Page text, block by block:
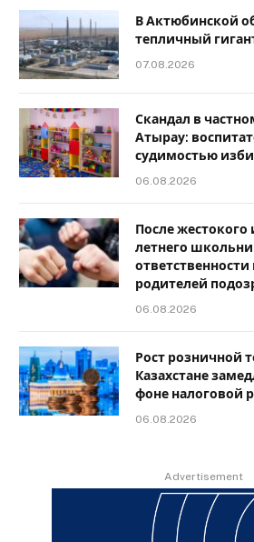
В Актюбинской
тепличный
07.08.2026
Скандал в
Атырау:
судимостью
06.08.2026
После жестокого
летнего
родителей
06.08.2026
Рост розничной
Казахстане
фоне налоговой
06.08.2026
Advertisement